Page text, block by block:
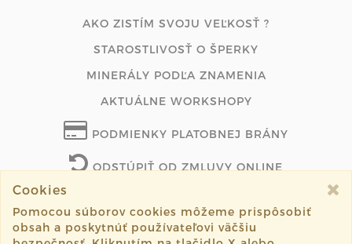
AKO ZISTÍM SVOJU VEĽKOSŤ ?
STAROSTLIVOSŤ O ŠPERKY
MINERÁLY PODĽA ZNAMENIA
AKTUÁLNE WORKSHOPY
PODMIENKY PLATOBNEJ BRÁNY
ODSTÚPIŤ OD ZMLUVY ONLINE
©2026 lenasperky.com všetky práva vyhradené.
Cookies
Pomocou súborov cookies môžeme prispôsobiť
obsah a poskytnúť používateľovi väčšiu